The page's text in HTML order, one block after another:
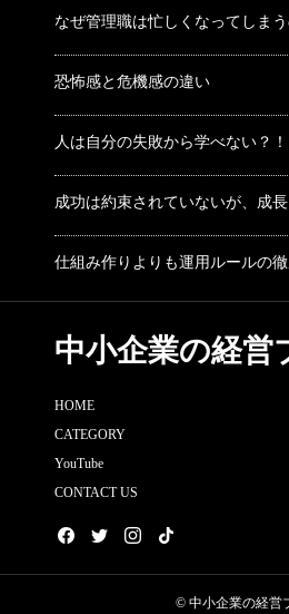
なぜ管理職は忙しくなってしまう
恐怖感と危機感の違い
人は自分の失敗から学べない？！
成功は約束されていないが、成
仕組み作りよりも運用ルールの
中小企業の経営
HOME
CATEGORY
YouTube
CONTACT US
© 中小企業の経営